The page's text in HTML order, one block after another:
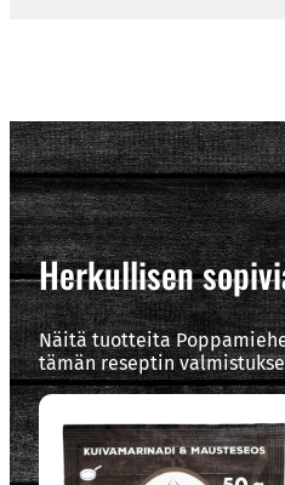
Herkullisen
Näitä tuotteita
tämän reseptin